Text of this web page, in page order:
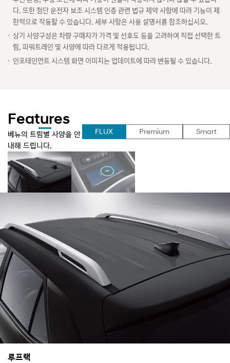
다. 또한 첨단 운전자 보조 시스템 인증 관련 법규 제약 사항에 따라 기능이 제
한적으로 작동할 수 있습니다. 세부 사항은 사용 설명서를 참조하십시오.
상기 사양구성은 차량 구매자가 가격 및 선호도 등을 고려하여 직접 선택한 트
림, 파워트레인 및 사양에 따라 다르게 적용됩니다.
인포테인먼트 시스템 화면 이미지는 업데이트에 따라 변동될 수 있습니다.
Features
베뉴의 트림별 사양을 안
내해 드립니다.
FLUX선
택
Premium Smart
루프랙